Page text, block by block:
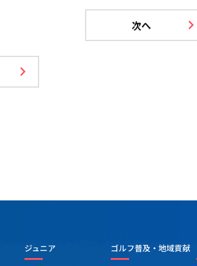
次へ
ジュニア ゴルフ普及・地域貢献